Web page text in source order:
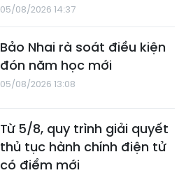
05/08/2026 14:37
Bảo Nhai rà soát điều kiện
đón năm học mới
05/08/2026 13:08
Từ 5/8, quy trình giải quyết
thủ tục hành chính điện tử
có điểm mới